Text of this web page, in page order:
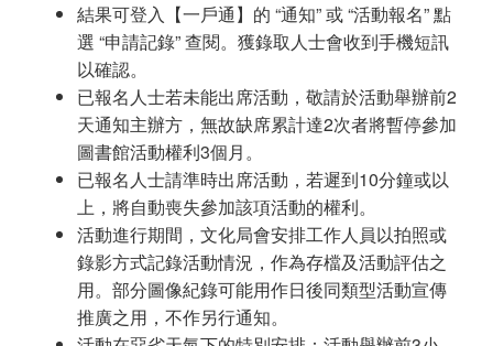
結果可登入【一戶通】的 “通知” 或 “活動報名” 點
選 “申請記錄” 查閱。獲錄取人士會收到手機短訊
以確認。
已報名人士若未能出席活動，敬請於活動舉辦前2
天通知主辦方，無故缺席累計達2次者將暫停參加
圖書館活動權利3個月。
已報名人士請準時出席活動，若遲到10分鐘或以
上，將自動喪失參加該項活動的權利。
活動進行期間，文化局會安排工作人員以拍照或
錄影方式記錄活動情況，作為存檔及活動評估之
用。部分圖像紀錄可能用作日後同類型活動宣傳
推廣之用，不作另行通知。